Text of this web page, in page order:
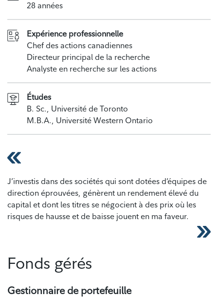
28 années
Expérience professionnelle
Chef des actions canadiennes
Directeur principal de la recherche
Analyste en recherche sur les actions
Études
B. Sc., Université de Toronto
M.B.A., Université Western Ontario
J’investis dans des sociétés qui sont dotées d’équipes de
direction éprouvées, génèrent un rendement élevé du
capital et dont les titres se négocient à des prix où les
risques de hausse et de baisse jouent en ma faveur.
Fonds gérés
Gestionnaire de portefeuille